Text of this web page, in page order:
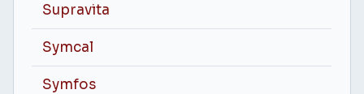
Supravita
Symcal
Symfos